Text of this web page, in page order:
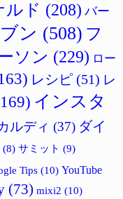
ルド (208) バー
ン (508) フ
ソン (229) ロー
レシピ (51) レ
インスタ
ルディ (37) ダイ
(8) サミット (9)
Tips (10) YouTube
(73) mixi2 (10)